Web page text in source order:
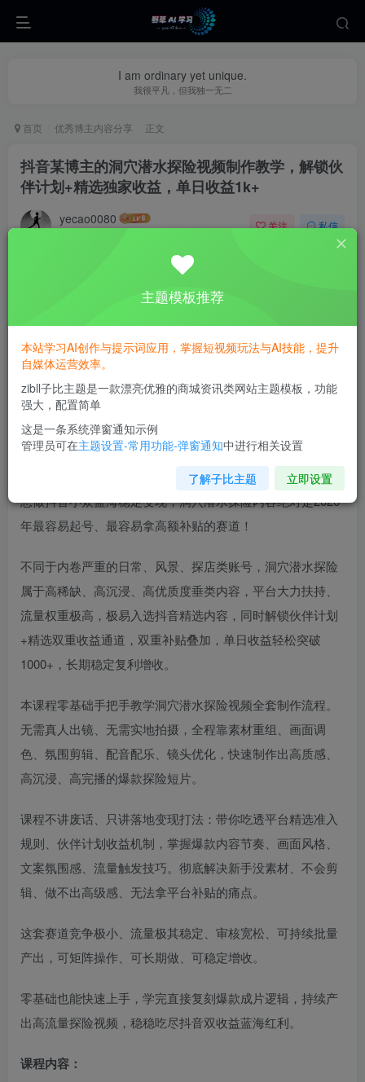
I am ordinary yet unique.
我很平凡，但我独一无二
首页 优秀博主内容分享 正文
抖音某博主的洞穴潜水探险视频制作教学，解锁伙
伴计划+精选独家收益，单日收益1k+
yecao0080 关注 私信
想做抖音小众蓝海稳定变现，洞穴潜水探险内容绝对是2026
年最容易起号、最容易拿高额补贴的赛道！
不同于内卷严重的日常、风景、探店类账号，洞穴潜水探险
属于高稀缺、高沉浸、高优质度垂类内容，平台大力扶持、
流量权重极高，极易入选抖音精选内容，同时解锁伙伴计划
+精选双重收益通道，双重补贴叠加，单日收益轻松突破
1000+，长期稳定复利增收。
本课程零基础手把手教学洞穴潜水探险视频全套制作流程。
无需真人出镜、无需实地拍摄，全程靠素材重组、画面调
色、氛围剪辑、配音配乐、镜头优化，快速制作出高质感、
高沉浸、高完播的爆款探险短片。
课程不讲废话、只讲落地变现打法：带你吃透平台精选准入
规则、伙伴计划收益机制，掌握爆款内容节奏、画面风格、
文案氛围感、流量触发技巧。彻底解决新手没素材、不会剪
辑、做不出高级感、无法拿平台补贴的痛点。
这套赛道竞争极小、流量极其稳定、审核宽松、可持续批量
产出，可矩阵操作、可长期做、可稳定增收。
零基础也能快速上手，学完直接复刻爆款成片逻辑，持续产
出高流量探险视频，稳稳吃尽抖音双收益蓝海红利。
课程内容：
主题模板推荐
本站学习AI创作与提示词应用，掌握短视频玩法与AI技能，提升
自媒体运营效率。
zibll子比主题是一款漂亮优雅的商城资讯类网站主题模板，功能
强大，配置简单
这是一条系统弹窗通知示例
管理员可在主题设置-常用功能-弹窗通知中进行相关设置
了解子比主题 立即设置